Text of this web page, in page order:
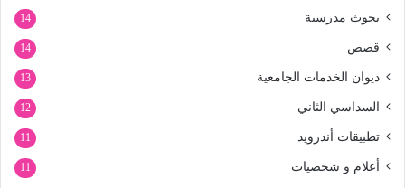
بحوث مدرسية 14
قصص 14
ديوان الخدمات الجامعية 13
السداسي الثاني 12
تطبيقات أندرويد 11
أعلام و شخصيات 11